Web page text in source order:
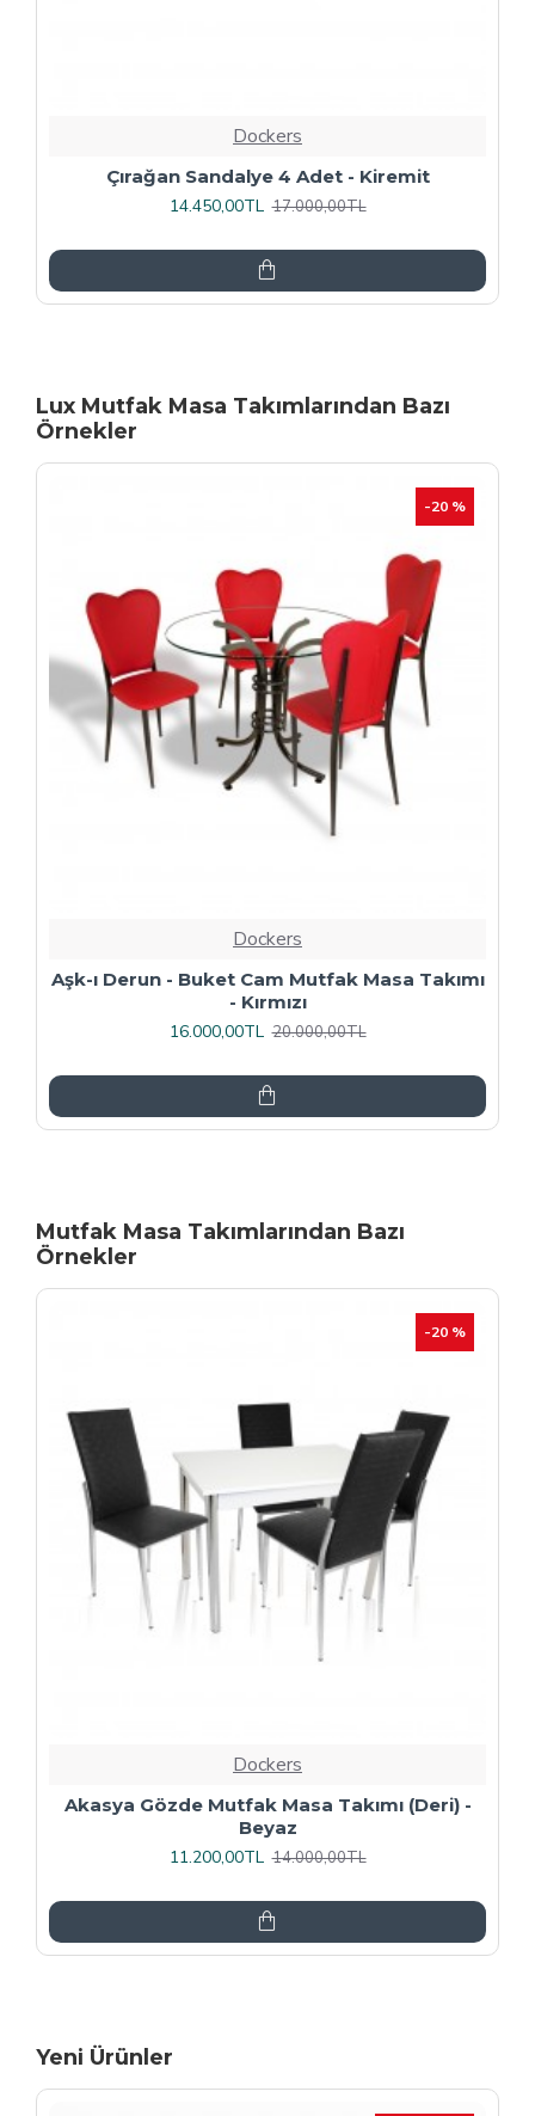
Dockers
Rozhet Sandalye (Kromnikel) (4 Adet
Fiyatıdır) - Kahve
Lux Mutfak Masa Takımlarından Bazı
Örnekler
-20 %
Dockers
Çipa Döküm Ayak - Play Polipropilen Masa
Takımı - 70x120 (Werzalit, Wermodin veya
Allzalit Tabla) - Afyon Mermer-Antrasit
Mutfak Masa Takımlarından Bazı
Örnekler
İNDIRIM
-20 %
Dockers
Premıum - Gözde Mutfak Masa Takımı -
Füme
13.600,00TL 17.000,00TL
Yeni Ürünler